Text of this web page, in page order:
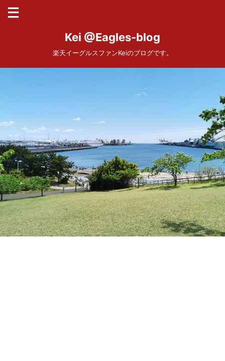
Kei @Eagles-blog
楽天イーグルスファンKeiのブログです。